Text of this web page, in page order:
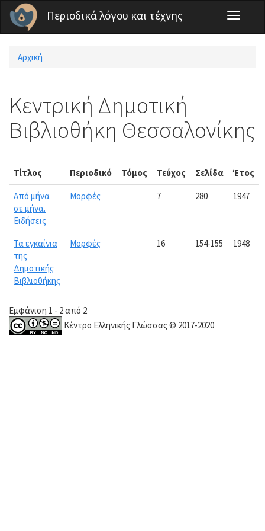
Παράκαμψη προς το κυρίως περιεχόμενο
Περιοδικά λόγου και τέχνης
Toggle
Είστε εδώ
Αρχική
Κεντρική Δημοτική
Βιβλιοθήκη Θεσσαλονίκης
Τίτλος Περιοδικό Τόμος Τεύχος Σελίδα Έτος
Από μήνα
σε μήνα.
Ειδήσεις
Μορφές 7 280 1947
Τα εγκαίνια
της
Δημοτικής
Βιβλιοθήκης
Μορφές 16 154-155 1948
Εμφάνιση 1 - 2 από 2
Κέντρο Ελληνικής Γλώσσας © 2017-2020